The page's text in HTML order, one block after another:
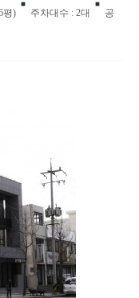
평) 주차대수 : 2대 공